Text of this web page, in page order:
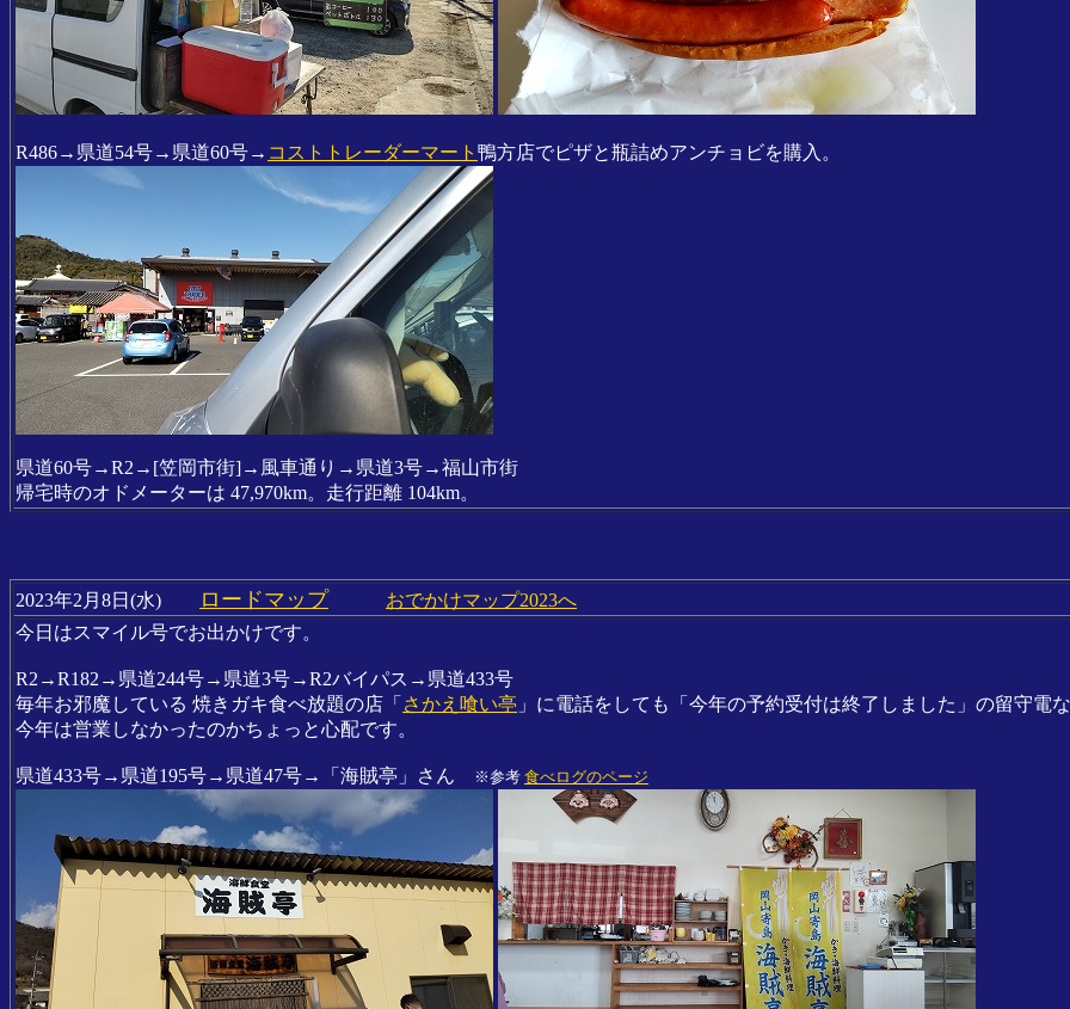
R486→県道54号→県道60号→ コストトレーダーマート 鴨方店でピザと瓶詰めアンチョビを購入。
県道60号→R2→[笠岡市街]→風車通り→県道3号→福山市街
帰宅時のオドメーターは 47,970km。走行距離 104km。
2023年2月8日(水) ロードマップ
おでかけマップ2023へ
今日はスマイル号でお出かけです。
R2→R182→県道244号→県道3号→R2バイパス→県道433号
毎年お邪魔している 焼きガキ食べ放題の店「 さかえ喰い亭 」に電話をしても「今年の予約受付は終了しました」の留守
今年は営業しなかったのかちょっと心配です。
県道433号→県道195号→県道47号→「海賊亭」さん ※参考 食べログのページ